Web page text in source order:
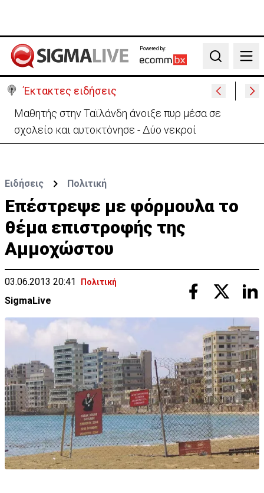
Powered by:
Search
Έκτακτες ειδήσεις
Μαθητής στην Ταϊλάνδη άνοιξε πυρ μέσα σε
σχολείο και αυτοκτόνησε - Δύο νεκροί
Ειδήσεις Πολιτική
Επέστρεψε με φόρμουλα το
θέμα επιστροφής της
Αμμοχώστου
03.06.2013 20:41 Πολιτική
SigmaLive